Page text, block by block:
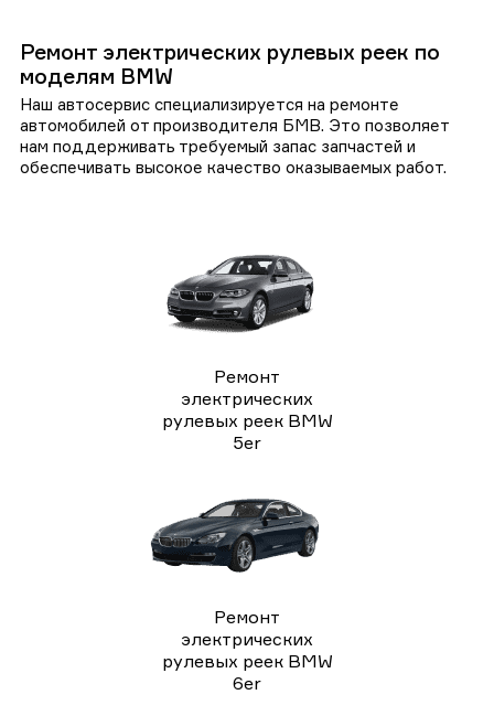
Ремонт электрических рулевых реек по
моделям BMW
Наш автосервис специализируется на ремонте
автомобилей от производителя БМВ. Это позволяет
нам поддерживать требуемый запас запчастей и
обеспечивать высокое качество оказываемых работ.
Ремонт
электрических
рулевых реек BMW
5er
Ремонт
электрических
рулевых реек BMW
6er